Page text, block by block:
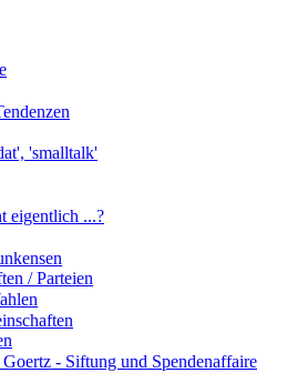
'smalltalk'
eigentlich ...?
/ Parteien
- Siftung und Spendenaffaire